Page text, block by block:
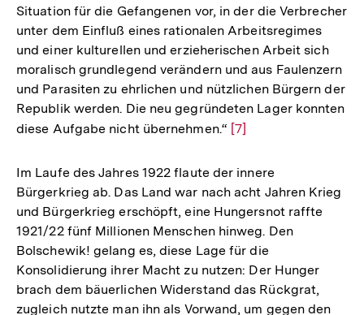
Situation für die Gefangenen vor, in der die Verbrecher
unter dem Einfluß eines rationalen Arbeitsregimes
und einer kulturellen und erzieherischen Arbeit sich
moralisch grundlegend verändern und aus Faulenzern
und Parasiten zu ehrlichen und nützlichen Bürgern der
Republik werden. Die neu gegründeten Lager konnten
diese Aufgabe nicht übernehmen.“ Zur
der
Fußnote
[7]
Im Laufe des Jahres 1922 flaute der innere
Bürgerkrieg ab. Das Land war nach acht Jahren Krieg
und Bürgerkrieg erschöpft, eine Hungersnot raffte
1921/22 fünf Millionen Menschen hinweg. Den
Bolschewik! gelang es, diese Lage für die
Konsolidierung ihrer Macht zu nutzen: Der Hunger
brach dem bäuerlichen Widerstand das Rückgrat,
zugleich nutzte man ihn als Vorwand, um gegen den